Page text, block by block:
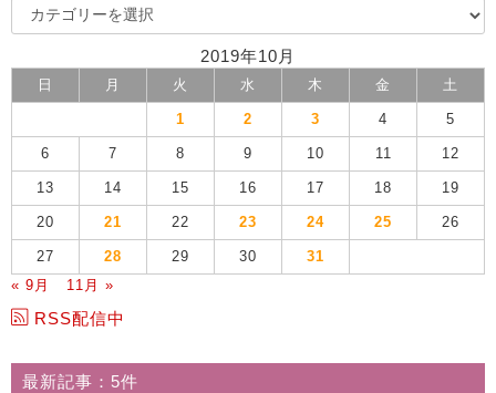
2019年10月
日 月 火 水 木 金 土
1 2 3 4 5
6 7 8 9 10 11 12
13 14 15 16 17 18 19
20 21 22 23 24 25 26
27 28 29 30
31
« 9月
11月 »
RSS配信中
最新記事：5件